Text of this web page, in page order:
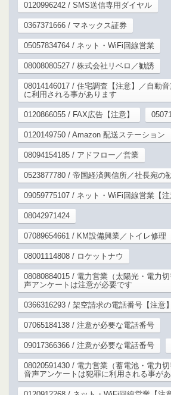
0120996242 / SMS送信専用ダイヤル
0367371666 / マネックス証券
05057834764 / ネット・WiFi回線営業
08008080527 / 株式会社リベロ／勧誘
08014146017 / 住宅調査【注意】／自動
に利用される事があります
0120866055 / FAX広告【注意】
0120149750 / Amazon 配送ステーション
08094154185 / アドフロー／営業
0523877780 / 帝国経済興信所／社長宛の
09059775107 / ネット・WiFi回線営業【注
08042971424
07089654661 / KM設備興業／トイレ修理
08001114808 / ロケットナウ
08080884015 / 電力営業（太陽光・電力
声アンケートは注意が必要です
0366316293 / 架空請求の電話番号【注意】
07065184138 / 注意が必要な電話番号
09017366366 / 注意が必要な電話番号
08020591430 / 電力営業（蓄電池・電力
音声アンケートは犯罪に利用される事が